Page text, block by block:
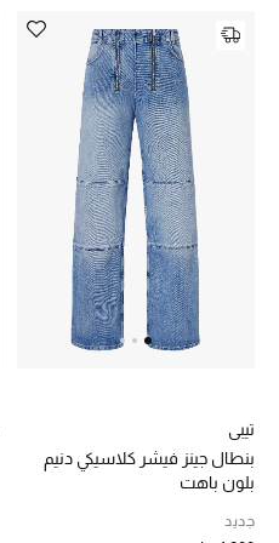
تسوقوا للنساء
الحقائب
الموسم الجديد
الحقائب النسائية
دليل ملتزمات الحقائب
حقائب الأطفال
أبرز المصممين
تيبي
بنطال جينز فيشر كلاسيكي دنيم
بلون باهت
جديد